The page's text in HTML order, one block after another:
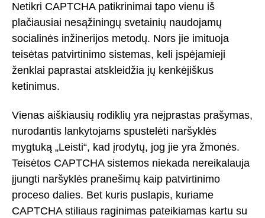
Netikri CAPTCHA patikrinimai tapo vienu iš
plačiausiai nesąžiningų svetainių naudojamų
socialinės inžinerijos metodų. Nors jie imituoja
teisėtas patvirtinimo sistemas, keli įspėjamieji
ženklai paprastai atskleidžia jų kenkėjiškus
ketinimus.
Vienas aiškiausių rodiklių yra neįprastas prašymas,
nurodantis lankytojams spustelėti naršyklės
mygtuką „Leisti“, kad įrodytų, jog jie yra žmonės.
Teisėtos CAPTCHA sistemos niekada nereikalauja
įjungti naršyklės pranešimų kaip patvirtinimo
proceso dalies. Bet kuris puslapis, kuriame
CAPTCHA stiliaus raginimas pateikiamas kartu su